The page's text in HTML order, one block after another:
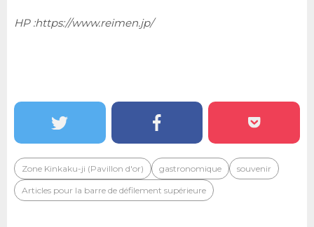
HP :https://www.reimen.jp/
Zone Kinkaku-ji (Pavillon d'or) gastronomique souvenir
Articles pour la barre de défilement supérieure